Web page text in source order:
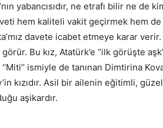
yabancısıdır, ne etrafı bilir ne de
hem kaliteli vakit geçirmek hem de
davete icabet etmeye karar
Bu kız, Atatürk’e ‘‘ilk görüşte
ismiyle de tanınan Dimtirina
kızıdır. Asil bir ailenin eğitimli,
aşikardır.